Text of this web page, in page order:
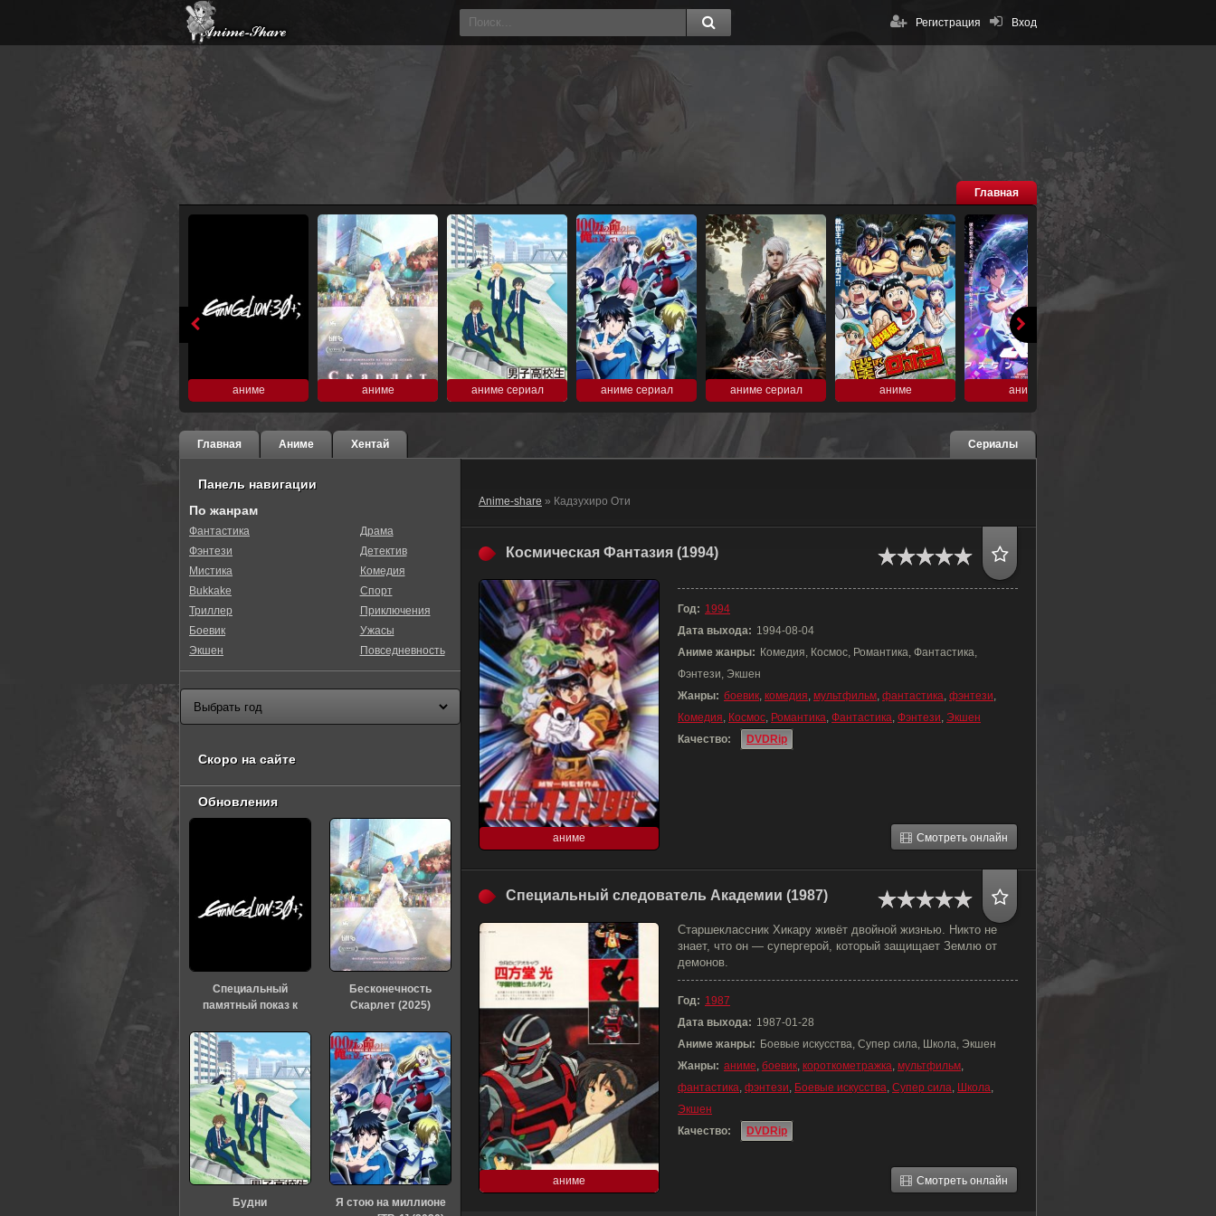
Вход
Регистрация
Главная
аниме аниме аниме сериал аниме сериал аниме сериал аниме аниме
Главная Аниме Хентай Сериалы
Anime-share » Кадзухиро Оти
Космическая Фантазия (1994)
аниме
Год: 1994
Дата выхода: 1994-08-04
Аниме жанры: Комедия, Космос, Романтика, Фантастика,
Фэнтези, Экшен
Жанры: боевик, комедия, мультфильм, фантастика, фэнтези,
Комедия, Космос, Романтика, Фантастика, Фэнтези, Экшен
Качество:
DVDRip
Смотреть онлайн
Специальный следователь Академии (1987)
аниме
Старшеклассник Хикару живёт двойной жизнью. Никто не
знает, что он — супергерой, который защищает Землю от
демонов.
Год: 1987
Дата выхода: 1987-01-28
Аниме жанры: Боевые искусства, Супер сила, Школа, Экшен
Жанры: аниме, боевик, короткометражка, мультфильм,
фантастика, фэнтези, Боевые искусства, Супер сила, Школа,
Экшен
Качество:
DVDRip
Смотреть онлайн
Панель навигации
По жанрам
Фантастика
Фэнтези
Мистика
Bukkake
Триллер
Боевик
Экшен
Драма
Детектив
Комедия
Спорт
Приключения
Ужасы
Повседневность
Скоро на сайте
Обновления
Специальный
памятный показ к
«Евангелиона» (2026)
Бесконечность
Скарлет (2025)
Будни
Я стою на миллионе